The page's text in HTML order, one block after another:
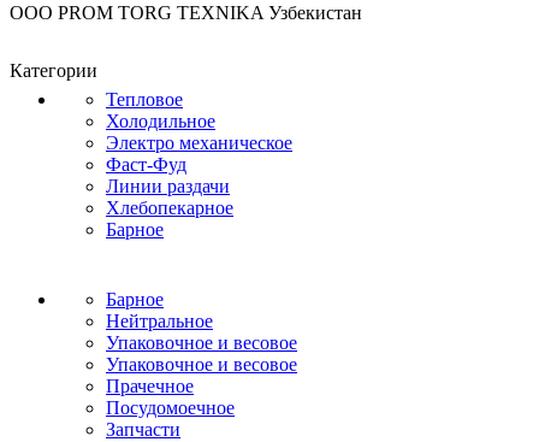
OOO PROM TORG TEXNIKA Узбекистан
Категории
Тепловое
Холодильное
Электро механическое
Фаст-Фуд
Линии раздачи
Хлебопекарное
Барное
Барное
Нейтральное
Упаковочное и весовое
Упаковочное и весовое
Прачечное
Посудомоечное
Запчасти